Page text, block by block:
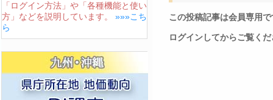
この投稿記事は会員専用
ログインしてからご覧く
パスワード
「ログイン方法」や「各種機能と使い
方」などを説明しています。 »»»こち
ら